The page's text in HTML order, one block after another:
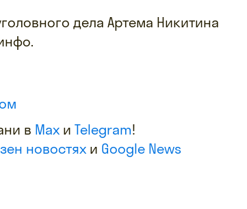
дела Артема Никитина
в Max и Telegram!
новостях и Google News